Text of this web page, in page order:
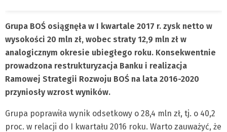
Grupa BOŚ osiągnęła w I kwartale 2017 r. zysk netto w
wysokości 20 mln zł, wobec straty 12,9 mln zł w
analogicznym okresie ubiegłego roku. Konsekwentnie
prowadzona restrukturyzacja Banku i realizacja
Ramowej Strategii Rozwoju BOŚ na lata 2016-2020
przyniosły wzrost wyników.
Grupa poprawiła wynik odsetkowy o 28,4 mln zł, tj. o 40,2
proc. w relacji do I kwartału 2016 roku. Warto zauważyć, że